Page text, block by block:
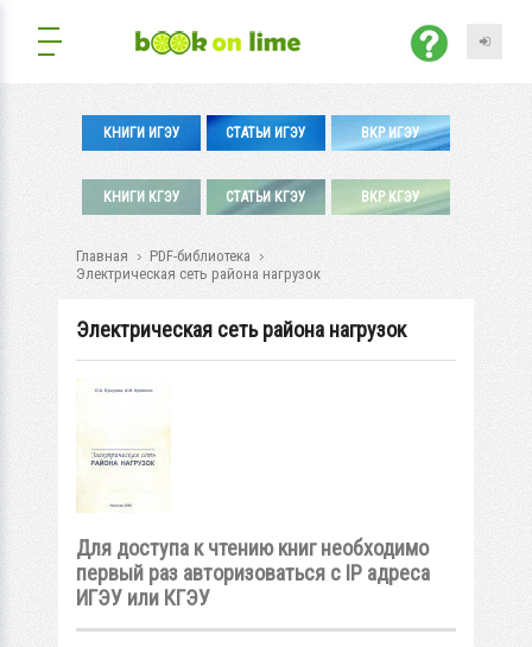
КНИГИ ИГЭУ СТАТЬИ ИГЭУ ВКР ИГЭУ
КНИГИ КГЭУ СТАТЬИ КГЭУ ВКР КГЭУ
Главная
PDF-библиотека
Электрическая сеть района нагрузок
Электрическая сеть района нагрузок
Для доступа к чтению книг необходимо
первый раз авторизоваться с IP адреса
ИГЭУ или КГЭУ